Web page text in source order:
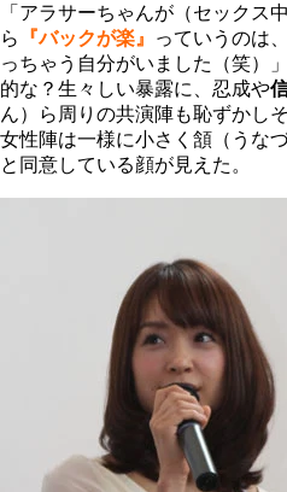
「アラサーちゃんが（セックス
ら
『バックが楽』 っていうのは
っちゃう自分がいました（笑）
的な？生々しい暴露に、忍成や
ん）ら周りの共演陣も恥ずかし
女性陣は一様に小さく頷（うな
と同意している顔が見えた。